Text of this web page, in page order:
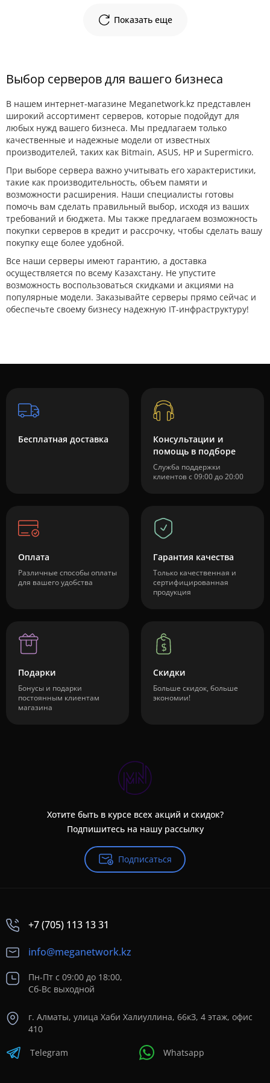
Показать еще
Выбор серверов для вашего бизнеса
В нашем интернет-магазине Meganetwork.kz представлен
широкий ассортимент серверов, которые подойдут для
любых нужд вашего бизнеса. Мы предлагаем только
качественные и надежные модели от известных
производителей, таких как Bitmain, ASUS, HP и Supermicro.
При выборе сервера важно учитывать его характеристики,
такие как производительность, объем памяти и
возможности расширения. Наши специалисты готовы
помочь вам сделать правильный выбор, исходя из ваших
требований и бюджета. Мы также предлагаем возможность
покупки серверов в кредит и рассрочку, чтобы сделать вашу
покупку еще более удобной.
Все наши серверы имеют гарантию, а доставка
осуществляется по всему Казахстану. Не упустите
возможность воспользоваться скидками и акциями на
популярные модели. Заказывайте серверы прямо сейчас и
обеспечьте своему бизнесу надежную IT-инфраструктуру!
Бесплатная доставка
Консультации и
помощь в подборе
Служба поддержки
клиентов с 09:00 до 20:00
Оплата
Различные способы оплаты
для вашего удобства
Гарантия качества
Только качественная и
сертифицированная
продукция
Подарки
Бонусы и подарки
постоянным клиентам
магазина
Скидки
Больше скидок, больше
экономии!
Хотите быть в курсе всех акций и скидок?
Подпишитесь на нашу рассылку
Подписаться
+7 (705) 113 13 31
info@meganetwork.kz
Пн-Пт с 09:00 до 18:00,
Сб-Вс выходной
г. Алматы, улица Хаби Халиуллина, 66кЗ, 4 этаж, офис
410
Telegram Whatsapp